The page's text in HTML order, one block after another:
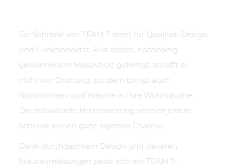
Ein Schrank von TEAM 7 steht für Qualität, Design
und Funktionalität. Aus edlem, nachhaltig
gewonnenem Massivholz gefertigt, schafft er
nicht nur Ordnung, sondern bringt auch
Natürlichkeit und Wärme in Ihre Wohnräume.
Die individuelle Holzmaserung verleiht jedem
Schrank seinen ganz eigenen Charme.
Dank durchdachtem Design und cleveren
Stauraumlösungen passt sich ein TEAM 7-